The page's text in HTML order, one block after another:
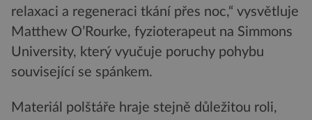
relaxaci a regeneraci tkání přes noc,“ vysvětluje
Matthew O’Rourke, fyzioterapeut na Simmons
University, který vyučuje poruchy pohybu
související se spánkem.
Materiál polštáře hraje stejně důležitou roli,